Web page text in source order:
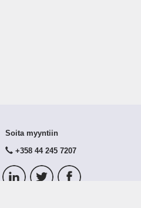
Soita myyntiin
+358 44 245 7207